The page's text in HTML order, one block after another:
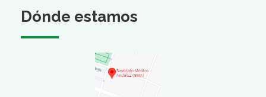
Dónde estamos